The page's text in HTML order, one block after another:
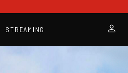
STREAMING